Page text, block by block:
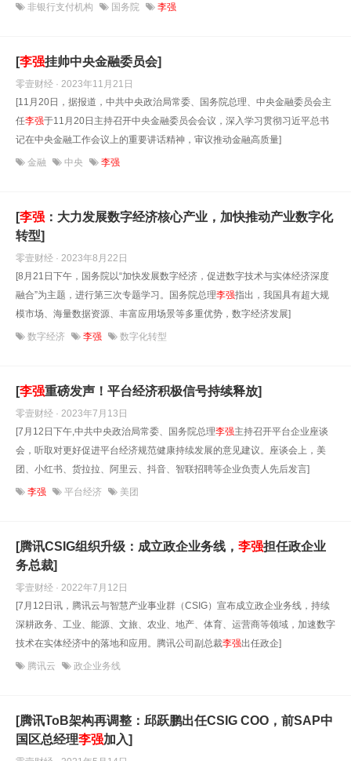
非银行支付机构 国务院 李强
[李强挂帅中央金融委员会]
零壹财经 · 2023年11月21日
[11月20日，据报道，中共中央政治局常委、国务院总理、中央金融委员会主
任李强于11月20日主持召开中央金融委员会会议，深入学习贯彻习近平总书
记在中央金融工作会议上的重要讲话精神，审议推动金融高质量]
金融 中央 李强
[李强 ：大力发展数字经济核心产业，加快推动产业数字化
转型]
零壹财经 · 2023年8月22日
[8月21日下午，国务院以“加快发展数字经济，促进数字技术与实体经济深度
融合”为主题，进行第三次专题学习。国务院总理李强指出，我国具有超大规
模市场、海量数据资源、丰富应用场景等多重优势，数字经济发展]
数字经济 李强 数字化转型
[李强重磅发声！平台经济积极信号持续释放]
零壹财经 · 2023年7月13日
[7月12日下午,中共中央政治局常委、国务院总理李强主持召开平台企业座谈
会，听取对更好促进平台经济规范健康持续发展的意见建议。座谈会上，美
团、小红书、货拉拉、阿里云、抖音、智联招聘等企业负责人先后发言]
李强 平台经济 美团
[腾讯CSIG组织升级：成立政企业务线， 李强担任政企业
务总裁]
零壹财经 · 2022年7月12日
[7月12日讯，腾讯云与智慧产业事业群（CSIG）宣布成立政企业务线，持续
深耕政务、工业、能源、文旅、农业、地产、体育、运营商等领域，加速数字
技术在实体经济中的落地和应用。腾讯公司副总裁李强出任政企]
腾讯云 政企业务线
[腾讯ToB架构再调整：邱跃鹏出任CSIG COO，前SAP中
国区总经理李强加入]